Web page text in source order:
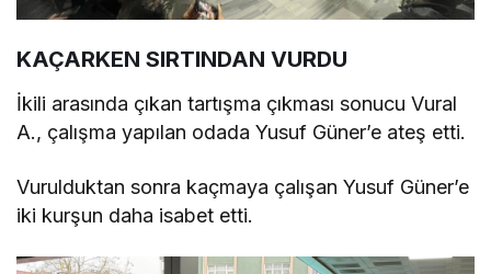
KAÇARKEN SIRTINDAN VURDU
İkili arasında çıkan tartışma çıkması sonucu Vural
A., çalışma yapılan odada Yusuf Güner’e ateş etti.
Vurulduktan sonra kaçmaya çalışan Yusuf Güner’e
iki kurşun daha isabet etti.